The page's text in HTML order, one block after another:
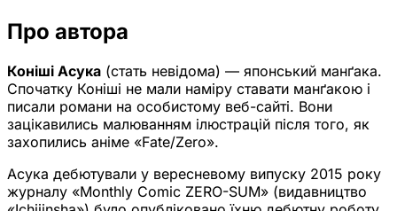
Про автора
Коніші Асука (стать невідома) — японський манґака.
Спочатку Коніші не мали наміру ставати манґакою і
писали романи на особистому веб-сайті. Вони
зацікавились малюванням ілюстрацій після того, як
захопились аніме «Fate/Zero».
Асука дебютували у вересневому випуску 2015 року
журналу «Monthly Comic ZERO-SUM» (видавництво